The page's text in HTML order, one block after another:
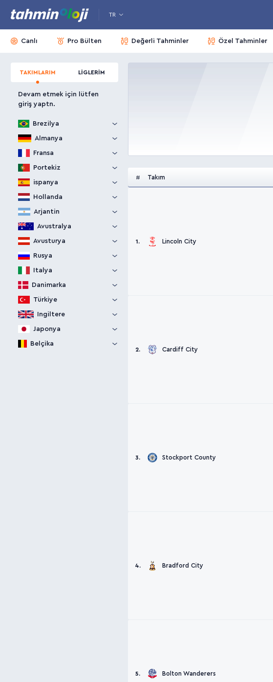
TR
Canlı Pro Bülten Değerli Tahminler Özel Tahminler
TAKIMLARIM LİGLERİM
Devam etmek için lütfen
giriş yaptn.
Brezilya
Almanya
Fransa
Portekiz
ispanya
Hollanda
Arjantin
Avustralya
Avusturya
Rusya
Italya
Danimarka
Türkiye
Ingiltere
Japonya
Belçika
# Takım
1. Lincoln City
2. Cardiff City
3. Stockport County
4. Bradford City
5. Bolton Wanderers